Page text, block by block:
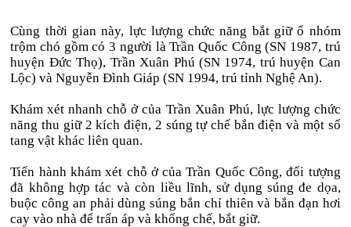
Cùng thời gian này, lực lượng chức năng bắt giữ ổ nhóm
trộm chó gồm có 3 người là Trần Quốc Công (SN 1987, trú
huyện Đức Thọ), Trần Xuân Phú (SN 1974, trú huyện Can
Lộc) và Nguyễn Đình Giáp (SN 1994, trú tỉnh Nghệ An).
Khám xét nhanh chỗ ở của Trần Xuân Phú, lực lượng chức
năng thu giữ 2 kích điện, 2 súng tự chế bắn điện và một số
tang vật khác liên quan.
Tiến hành khám xét chỗ ở của Trần Quốc Công, đối tượng
đã không hợp tác và còn liều lĩnh, sử dụng súng đe dọa,
buộc công an phải dùng súng bắn chỉ thiên và bắn đạn hơi
cay vào nhà để trấn áp và khống chế, bắt giữ.